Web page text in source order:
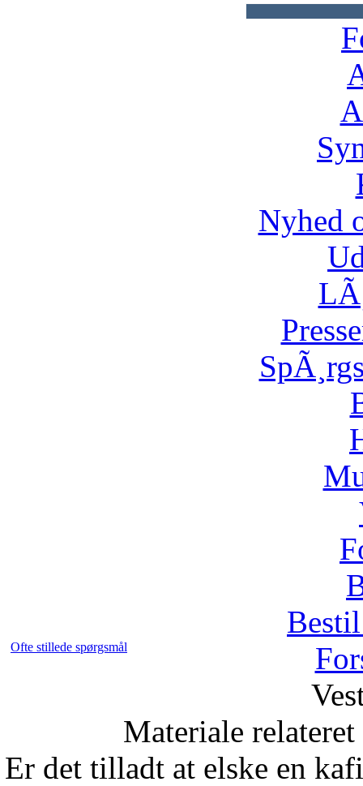
Nyhed
Ofte stillede spørgsmål
Materiale
Er det tilladt at elske en